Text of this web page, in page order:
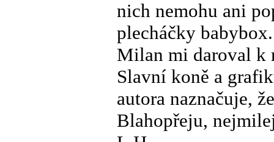
nich nemohu ani
plecháčky babybox.
Milan mi daroval k
Slavní koně a
autora naznačuje,
Blahopřeju,